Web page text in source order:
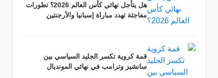
هل يتأجل نهائي كأس العالم 2026؟ تطورات
مفاجئة تهدد مباراة إسبانيا والأرجنتين
قمة كروية تكسر الجليد السياسي بين
سانشيز وترامب في نهائي المونديال